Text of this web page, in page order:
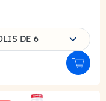
une déclinaison
DE 6